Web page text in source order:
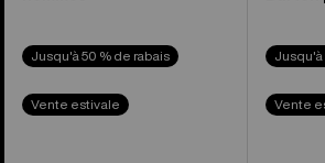
Jusqu'à 50 % de rabais
Vente estivale
Jusqu'à
Vente